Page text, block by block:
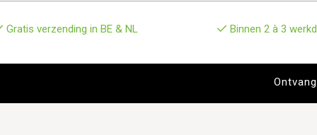
Gratis verzending in BE & NL Binnen 2 à 3